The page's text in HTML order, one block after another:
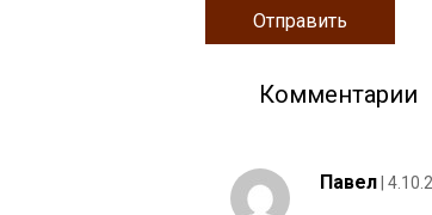
Комментарии
Павел |